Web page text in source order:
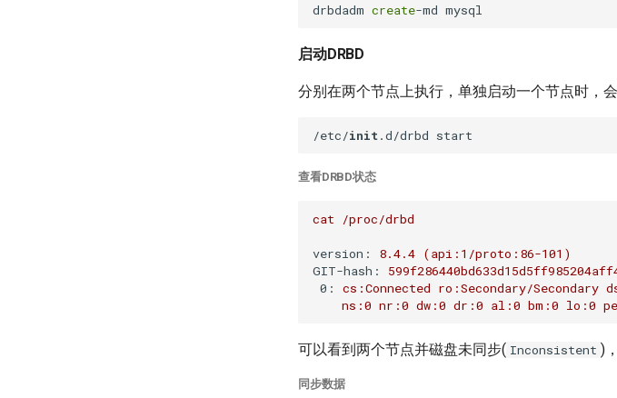
drbdadm create
启动DRBD
分别在两个节点上执行，单独启动一个节点时，
/etc/init
查看DRBD状态
cat /proc/drbd
version: 8.4.4 (api:1/proto:86-101)
GIT-hash:
0:
cs:Connected ro:Secondary/Secondary
ns:0 nr:0 dw:0 dr:0 al:0 bm:0 lo:0
可以看到两个节点并磁盘未同步( Inconsistent )
同步数据